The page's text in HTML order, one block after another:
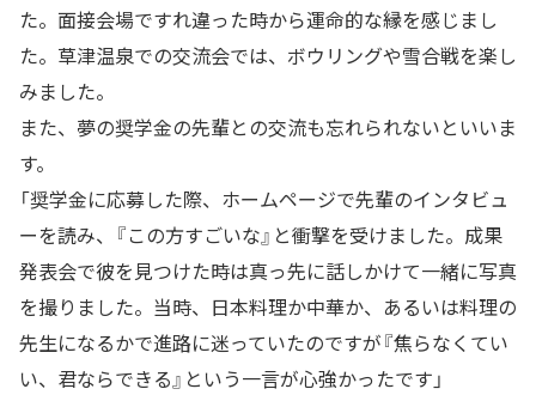
た。面接会場ですれ違った時から運命的な縁を感じまし
た。草津温泉での交流会では、ボウリングや雪合戦を楽し
みました。
また、夢の奨学金の先輩との交流も忘れられないといいま
す。
「奨学金に応募した際、ホームページで先輩のインタビュ
ーを読み、『この方すごいな』と衝撃を受けました。成果
発表会で彼を見つけた時は真っ先に話しかけて一緒に写真
を撮りました。当時、日本料理か中華か、あるいは料理の
先生になるかで進路に迷っていたのですが『焦らなくてい
い、君ならできる』という一言が心強かったです」